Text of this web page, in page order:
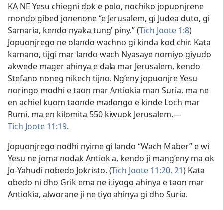
KA NE Yesu chiegni dok e polo, nochiko jopuonjrene
mondo gibed jonenone “e Jerusalem, gi Judea duto, gi
Samaria, kendo nyaka tung’ piny.” (Tich Joote 1:8)
Jopuonjrego ne olando wachno gi kinda kod chir. Kata
kamano, tijgi mar lando wach Nyasaye nomiyo giyudo
akwede mager ahinya e dala mar Jerusalem, kendo
Stefano noneg nikech tijno. Ng’eny jopuonjre Yesu
noringo modhi e taon mar Antiokia man Suria, ma ne
en achiel kuom taonde madongo e kinde Loch mar
Rumi, ma en kilomita 550 kiwuok Jerusalem.—
Tich Joote 11:19.
Jopuonjrego nodhi nyime gi lando “Wach Maber” e wi
Yesu ne joma nodak Antiokia, kendo ji mang’eny ma ok
Jo-Yahudi nobedo Jokristo. (Tich Joote 11:20, 21) Kata
obedo ni dho Grik ema ne itiyogo ahinya e taon mar
Antiokia, alworane ji ne tiyo ahinya gi dho Suria.